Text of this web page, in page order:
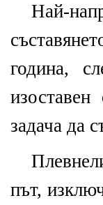
Най-
година,
задача да
път,